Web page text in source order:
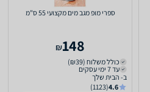
ספרי מופ מגב מים מקצועי 55 ס"מ
148
₪
כולל משלוח (₪39)
עד 7 ימי עסקים
ב- הבית שלך
4.6
(1123)